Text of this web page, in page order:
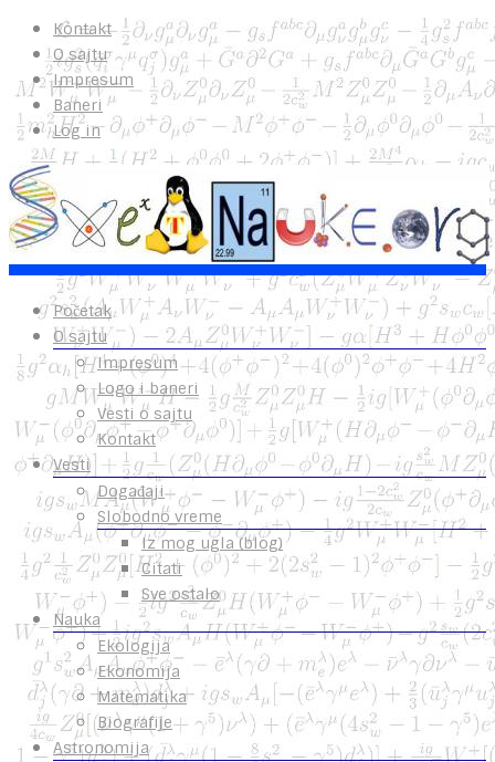
Kontakt
O sajtu
Impresum
Baneri
Log in
Početak
O sajtu
Impresum
Logo i baneri
Vesti o sajtu
Kontakt
Vesti
Događaji
Slobodno vreme
Iz mog ugla (blog)
Citati
Sve ostalo
Nauka
Ekologija
Ekonomija
Matematika
Biografije
Astronomija